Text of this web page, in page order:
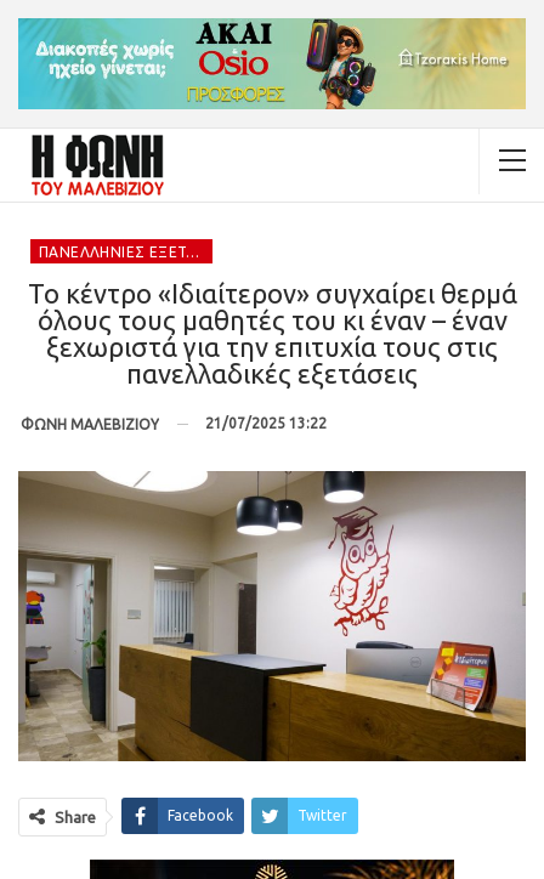
ΠΑΝΕΛΛΉΝΙΕΣ ΕΞΕΤΆΣΕΙΣ 2025
Το κέντρο «Ιδιαίτερον» συγχαίρει θερμά
όλους τους μαθητές του κι έναν – έναν
ξεχωριστά για την επιτυχία τους στις
πανελλαδικές εξετάσεις
ΦΩΝΗ ΜΑΛΕΒΙΖΙΟΥ 21/07/2025 13:22
Share Facebook Twitter